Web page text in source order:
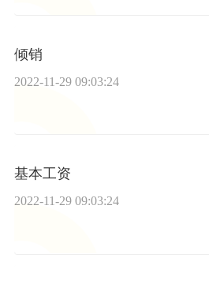
倾销
2022-11-29 09:03:24
基本工资
2022-11-29 09:03:24